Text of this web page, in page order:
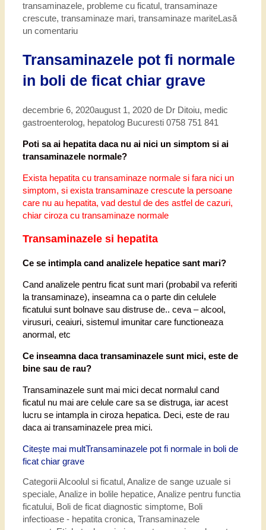
transaminazele, probleme cu ficatul, transaminaze
crescute, transaminaze mari, transaminaze mariteLasă
un comentariu
Transaminazele pot fi normale
in boli de ficat chiar grave
decembrie 6, 2020august 1, 2020 de Dr Ditoiu, medic
gastroenterolog, hepatolog Bucuresti 0758 751 841
Poti sa ai hepatita daca nu ai nici un simptom si ai
transaminazele normale?
Exista hepatita cu transaminaze normale si fara nici un
simptom, si exista transaminaze crescute la persoane
care nu au hepatita, vad destul de des astfel de cazuri,
chiar ciroza cu transaminaze normale
Transaminazele si hepatita
Ce se intimpla cand analizele hepatice sant mari?
Cand analizele pentru ficat sunt mari (probabil va referiti
la transaminaze), inseamna ca o parte din celulele
ficatului sunt bolnave sau distruse de.. ceva – alcool,
virusuri, ceaiuri, sistemul imunitar care functioneaza
anormal, etc
Ce inseamna daca transaminazele sunt mici, este de
bine sau de rau?
Transaminazele sunt mai mici decat normalul cand
ficatul nu mai are celule care sa se distruga, iar acest
lucru se intampla in ciroza hepatica. Deci, este de rau
daca ai transaminazele prea mici.
Citește mai multTransaminazele pot fi normale in boli de
ficat chiar grave
CategoriiAlcoolul si ficatul , Analize de sange uzuale si
speciale, Analize in bolile hepatice, Analize pentru functia
ficatului, Boli de ficat diagnostic simptome, Boli
infectioase - hepatita cronica, Transaminazele